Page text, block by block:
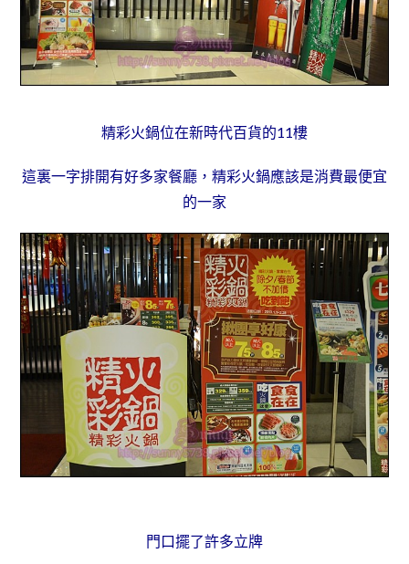
精彩火鍋位在新時代百貨的11樓
這裏一字排開有好多家餐廳，精彩火鍋應該是消費最便宜
的一家
門口擺了許多立牌